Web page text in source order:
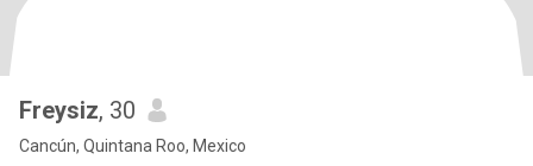
Freysiz, 30
Cancún, Quintana Roo, Mexico